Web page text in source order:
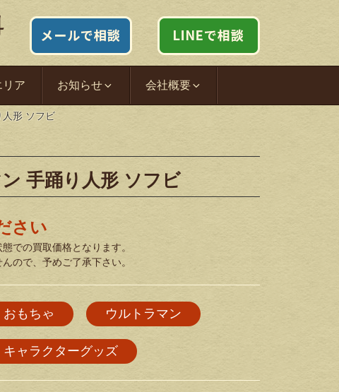
リア お知らせ 会社概要
形 ソフビ
手踊り人形 ソフビ
さい
での買取価格となります。
ので、予めご了承下さい。
おもちゃ ウルトラマン
ャラクターグッズ